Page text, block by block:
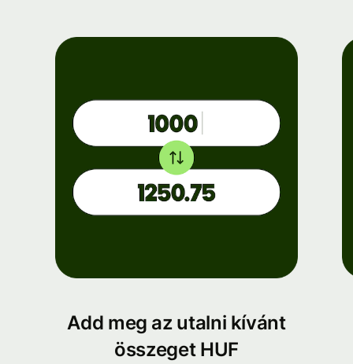
Add meg az utalni kívánt
összeget HUF